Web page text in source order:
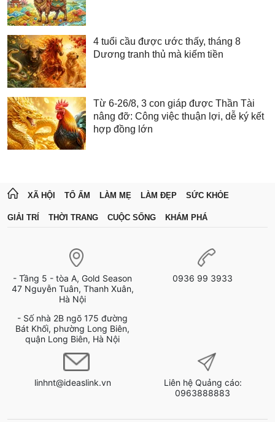
4 tuổi cầu được ước thấy, tháng 8
Dương tranh thủ mà kiếm tiền
Từ 6-26/8, 3 con giáp được Thần Tài
nâng đỡ: Công việc thuận lợi, dễ ký kết
hợp đồng lớn
XÃ HỘI TỔ ẤM LÀM MẸ LÀM ĐẸP SỨC KHỎE
GIẢI TRÍ THỜI TRANG CUỘC SỐNG KHÁM PHÁ
- Tầng 5 - tòa A, Gold Season
47 Nguyễn Tuân, Thanh Xuân,
Hà Nội
- Số nhà 2B ngõ 175 đường
Bát Khối, phường Long Biên,
quận Long Biên, Hà Nội
0936 99 3933
linhnt@ideaslink.vn
Liên hệ Quảng cáo:
0963888883